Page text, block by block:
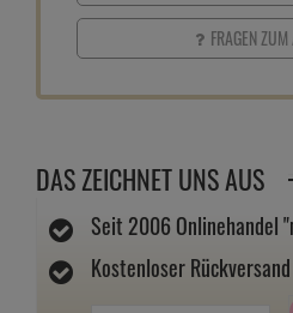
FRAGEN
DAS ZEICHNET UNS AUS
Seit 2006 Onlinehandel
Kostenloser Rückversand